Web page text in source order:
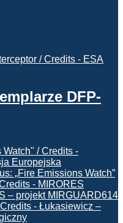
DFP-
„Fire Emissions Watch”
– projekt MIRGUARD614